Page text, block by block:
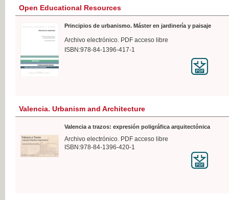
Open Educational Resources
Principios de urbanismo. Máster en jardinería y paisaje
Archivo electrónico. PDF acceso libre
ISBN:978-84-1396-417-1
Valencia. Urbanism and Architecture
Valencia a trazos: expresión poligráfica arquitectónica
Archivo electrónico. PDF acceso libre
ISBN:978-84-1396-420-1